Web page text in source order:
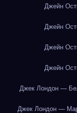
Джейн
Джейн
Джейн
Джейн
Джек Лондон —
Джек Лондон —